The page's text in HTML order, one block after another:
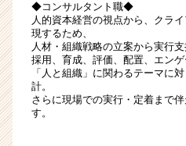
◆コンサルタント職◆
人的資本経営の視点から、クラ
現するため、
人材・組織戦略の立案から実行支
採用、育成、評価、配置、エン
「人と組織」に関わるテーマに
計。
さらに現場での実行・定着まで
す。